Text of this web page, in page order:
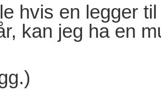
hvis en legger
kan jeg ha en